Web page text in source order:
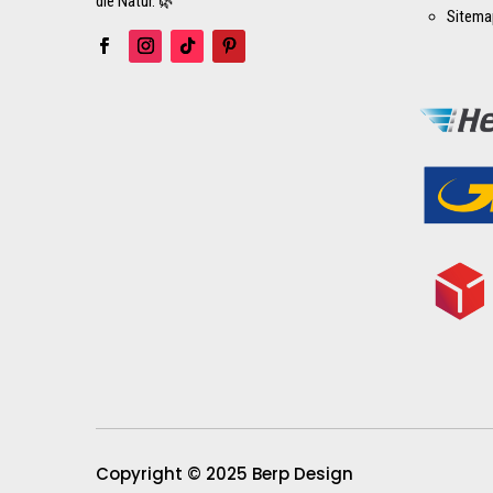
Copyright © 2025 Berp Design